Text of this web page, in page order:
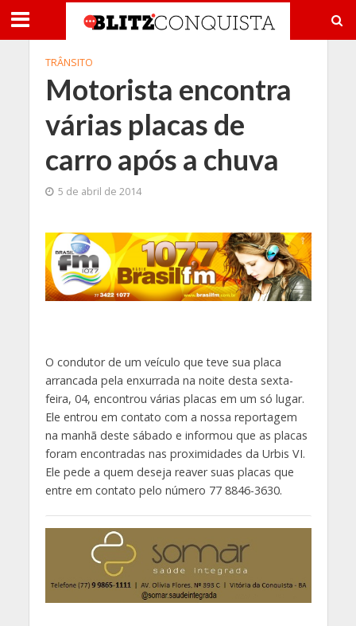
TRÂNSITO
Motorista encontra
várias placas de
carro após a chuva
5 de abril de 2014
O condutor de um veículo que teve sua placa
arrancada pela enxurrada na noite desta sexta-
feira, 04, encontrou várias placas em um só lugar.
Ele entrou em contato com a nossa reportagem
na manhã deste sábado e informou que as placas
foram encontradas nas proximidades da Urbis VI.
Ele pede a quem deseja reaver suas placas que
entre em contato pelo número 77 8846-3630.